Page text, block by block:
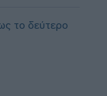
το δεύτερο